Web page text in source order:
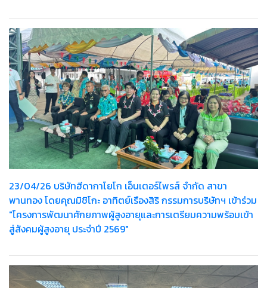
23/04/26 บริษัทฮีดากาโยโก เอ็นเตอร์ไพรส์ จำกัด สาขา
พานทอง โดยคุณมิชิโกะ อาทิตย์เรืองสิริ กรรมการบริษัทฯ เข้าร่วม
"โครงการพัฒนาศักยภาพผู้สูงอายุและการเตรียมความพร้อมเข้า
สู่สังคมผู้สูงอายุ ประจำปี 2569"